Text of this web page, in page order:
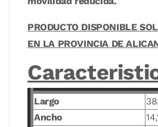
PRODUCTO DISPONIBLE
EN LA PROVINCIA DE
Largo
Ancho